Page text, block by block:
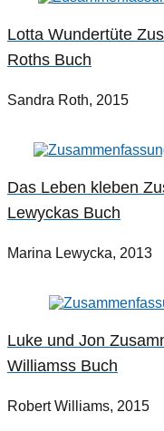
Lotta Wundertüte
Roths Buch
Sandra Roth, 2015
Das Leben kleben
Lewyckas Buch
Marina Lewycka, 2013
Luke und Jon
Williamss Buch
Robert Williams, 2015